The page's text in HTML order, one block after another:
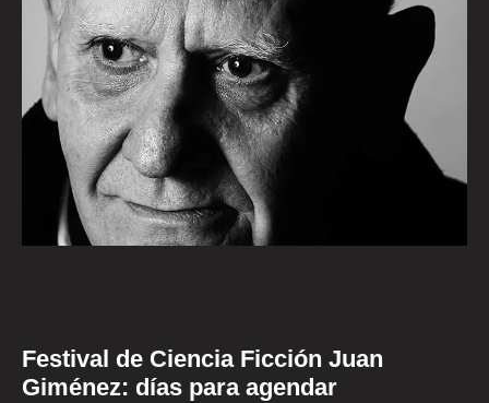
Festival de Ciencia Ficción Juan
Giménez: días para agendar